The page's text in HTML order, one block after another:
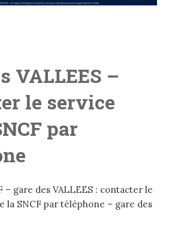
VALLEES –
le service
par
– gare des VALLEES : contacter le
la SNCF par téléphone – gare des